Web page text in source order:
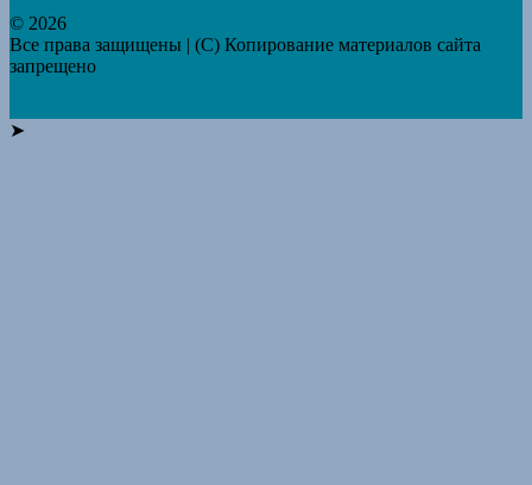
© 2026
Все права защищены | (C) Копирование материалов сайта
запрещено
➤